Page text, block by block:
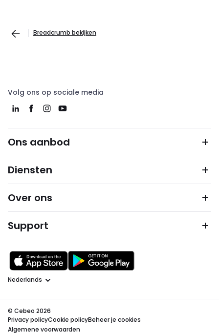
Breadcrumb bekijken
Volg ons op sociale media
Ons aanbod
Diensten
Over ons
Support
Taal
© Cebeo 2026
Privacy policyCookie policyBeheer je cookies
Algemene voorwaarden